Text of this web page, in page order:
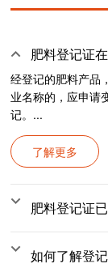
肥料登记证
经登记的肥料产品
业名称的，应申请
记。...
了解更多
肥料登记证
如何了解登